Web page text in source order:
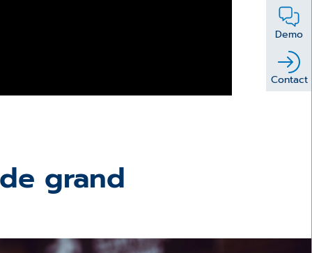
Demo
Contact
grand